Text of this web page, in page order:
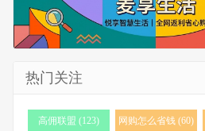
热门关注
高佣联盟 (123) 网购怎么省钱 (60)